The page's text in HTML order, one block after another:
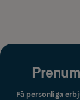
Få personliga